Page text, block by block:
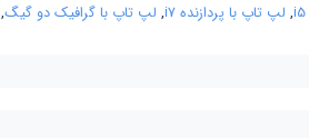
, لپ تاپ با پردازنده i7 , لپ تاپ با گرافیک دو گیگ,